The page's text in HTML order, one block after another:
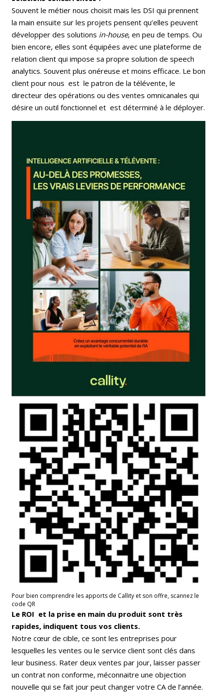
Souvent le métier nous choisit mais les DSI qui prennent
la main ensuite sur les projets pensent qu’elles peuvent
développer des solutions in-house, en peu de temps. Ou
bien encore, elles sont équipées avec une plateforme de
relation client qui impose sa propre solution de speech
analytics. Souvent plus onéreuse et moins efficace. Le bon
client pour nous est le patron de la télévente, le
directeur des opérations ou des ventes omnicanales qui
désire un outil fonctionnel et est déterminé à le déployer.
Pour bien comprendre les apports de Callity et son offre, scannez le
code QR
Le ROI et la prise en main du produit sont très
rapides, indiquent tous vos clients.
Notre cœur de cible, ce sont les entreprises pour
lesquelles les ventes ou le service client sont clés dans
leur business. Rater deux ventes par jour, laisser passer
un contrat non conforme, méconnaitre une objection
nouvelle qui se fait jour peut changer votre CA de l’année.